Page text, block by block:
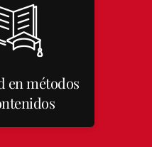
en métodos